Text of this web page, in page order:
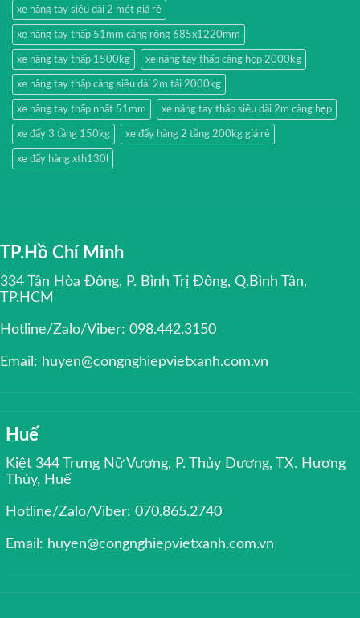
xe nâng tay siêu dài 2 mét giá rẻ
xe nâng tay thấp 51mm càng rộng 685x1220mm
xe nâng tay thấp 1500kg xe nâng tay thấp càng hẹp 2000kg
xe nâng tay thấp càng siêu dài 2m tải 2000kg
xe nâng tay thấp nhất 51mm xe nâng tay thấp siêu dài 2m càng hẹp
xe đẩy 3 tầng 150kg xe đẩy hàng 2 tầng 200kg giá rẻ
xe đẩy hàng xth130l
TP.Hồ Chí Minh
334 Tân Hòa Đông, P. Bình Trị Đông, Q.Bình Tân,
TP.HCM
Hotline/Zalo/Viber: 098.442.3150
Email: huyen@congnghiepvietxanh.com.vn
Huế
Kiệt 344 Trưng Nữ Vương, P. Thủy Dương, TX. Hương
Thủy, Huế
Hotline/Zalo/Viber: 070.865.2740
Email: huyen@congnghiepvietxanh.com.vn